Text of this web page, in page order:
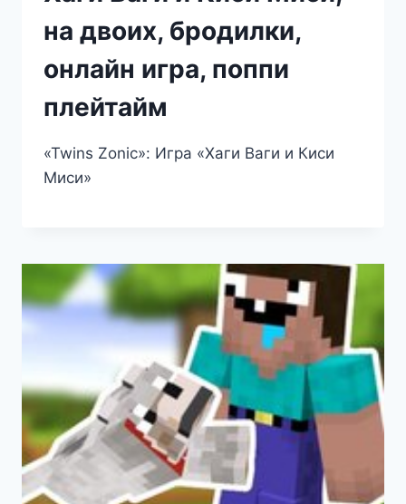
на двоих, бродилки,
онлайн игра, поппи
плейтайм
«Twins Zonic»: Игра «Хаги Ваги и Киси
Миси»